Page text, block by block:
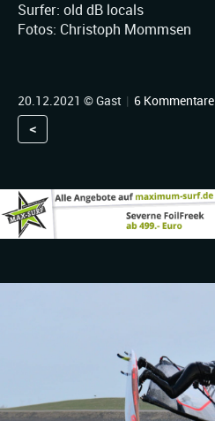
Surfer: old dB locals
Fotos: Christoph Mommsen
20.12.2021 © Gast | 6 Kommentare
<